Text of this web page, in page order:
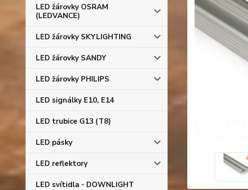
LED žárovky OSRAM
(LEDVANCE)
LED žárovky SKYLIGHTING
LED žárovky SANDY
LED žárovky PHILIPS
LED signálky E10, E14
LED trubice G13 (T8)
LED pásky
LED reflektory
LED svítidla - DOWNLIGHT